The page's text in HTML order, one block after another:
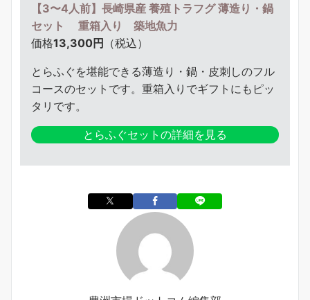
【3〜4人前】長崎県産 養殖トラフグ 薄造り・鍋
セット 重箱入り 築地魚力
価格13,300円 （税込）
とらふぐを堪能できる薄造り・鍋・皮刺しのフル
コースのセットです。重箱入りでギフトにもピッ
タリです。
とらふぐセットの詳細を見る